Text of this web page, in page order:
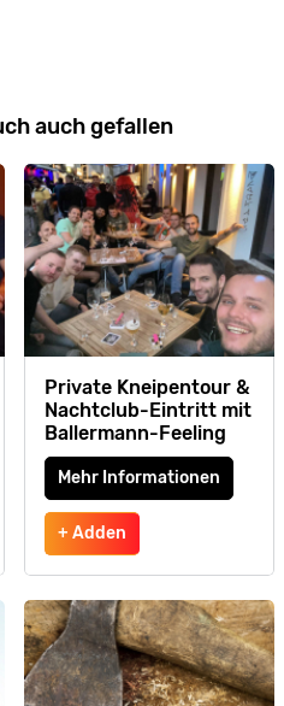
auch gefallen
Private Kneipentour &
Nachtclub-Eintritt mit
Ballermann-Feeling
Mehr Informationen
+ Adden